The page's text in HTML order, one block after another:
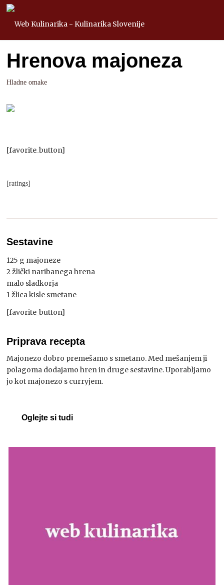
Hrenova majoneza
Hladne omake
[favorite_button]
[ratings]
Sestavine
125 g majoneze
2 žlički naribanega hrena
malo sladkorja
1 žlica kisle smetane
[favorite_button]
Priprava recepta
Majonezo dobro premešamo s smetano. Med mešanjem ji
polagoma dodajamo hren in druge sestavine. Uporabljamo
jo kot majonezo s curryjem.
Oglejte si tudi